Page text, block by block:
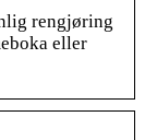
rengjøring
eller